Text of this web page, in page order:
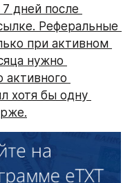
дней после
Реферальные
при активном
нужно
активного
хотя бы одну